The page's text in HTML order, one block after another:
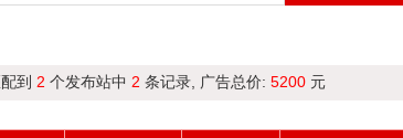
到 2 个发布站中 2 条记录, 广告总价: 5200 元